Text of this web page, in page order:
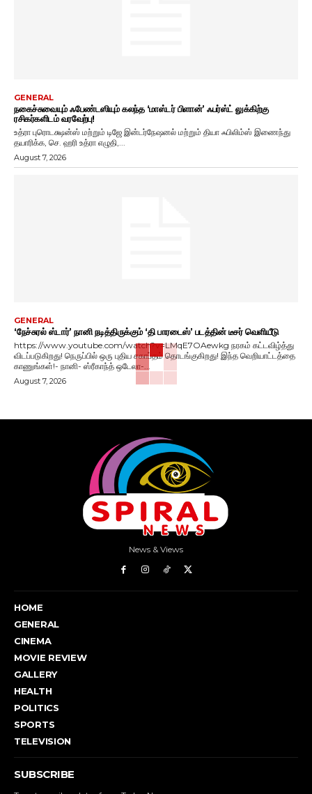
GENERAL
நகைச்சுவையும் ஃபேண்டஸியும் கலந்த ‘மாஸ்டர் பிளான்’ ஃபர்ஸ்ட் லுக்கிற்கு
ரசிகர்களிடம் வரவேற்பு!
உத்ரா புரொடக்ஷன்ஸ் மற்றும் டிஜே இன்டர்நேஷனல் மற்றும் தியா ஃபிலிம்ஸ் இணைந்து
தயாரிக்க, செ. ஹரி உத்ரா எழுதி,...
August 7, 2026
GENERAL
‘நேச்சுரல் ஸ்டார்’ நானி நடித்திருக்கும் ‘தி பாரடைஸ்’ படத்தின் டீசர் வெளியீடு
https://www.youtube.com/watch?v=LMqE7OAewkg நரகம் கட்டவிழ்த்து
விடப்படுகிறது! நெருப்பில் ஒரு புதிய சகாப்தம் தொடங்குகிறது! இந்த வெறியாட்டத்தை
காணுங்கள்!- நானி- ஸ்ரீகாந்த் ஒடேலா-...
August 7, 2026
News & Views
HOME
GENERAL
CINEMA
MOVIE REVIEW
GALLERY
HEALTH
POLITICS
SPORTS
TELEVISION
SUBSCRIBE